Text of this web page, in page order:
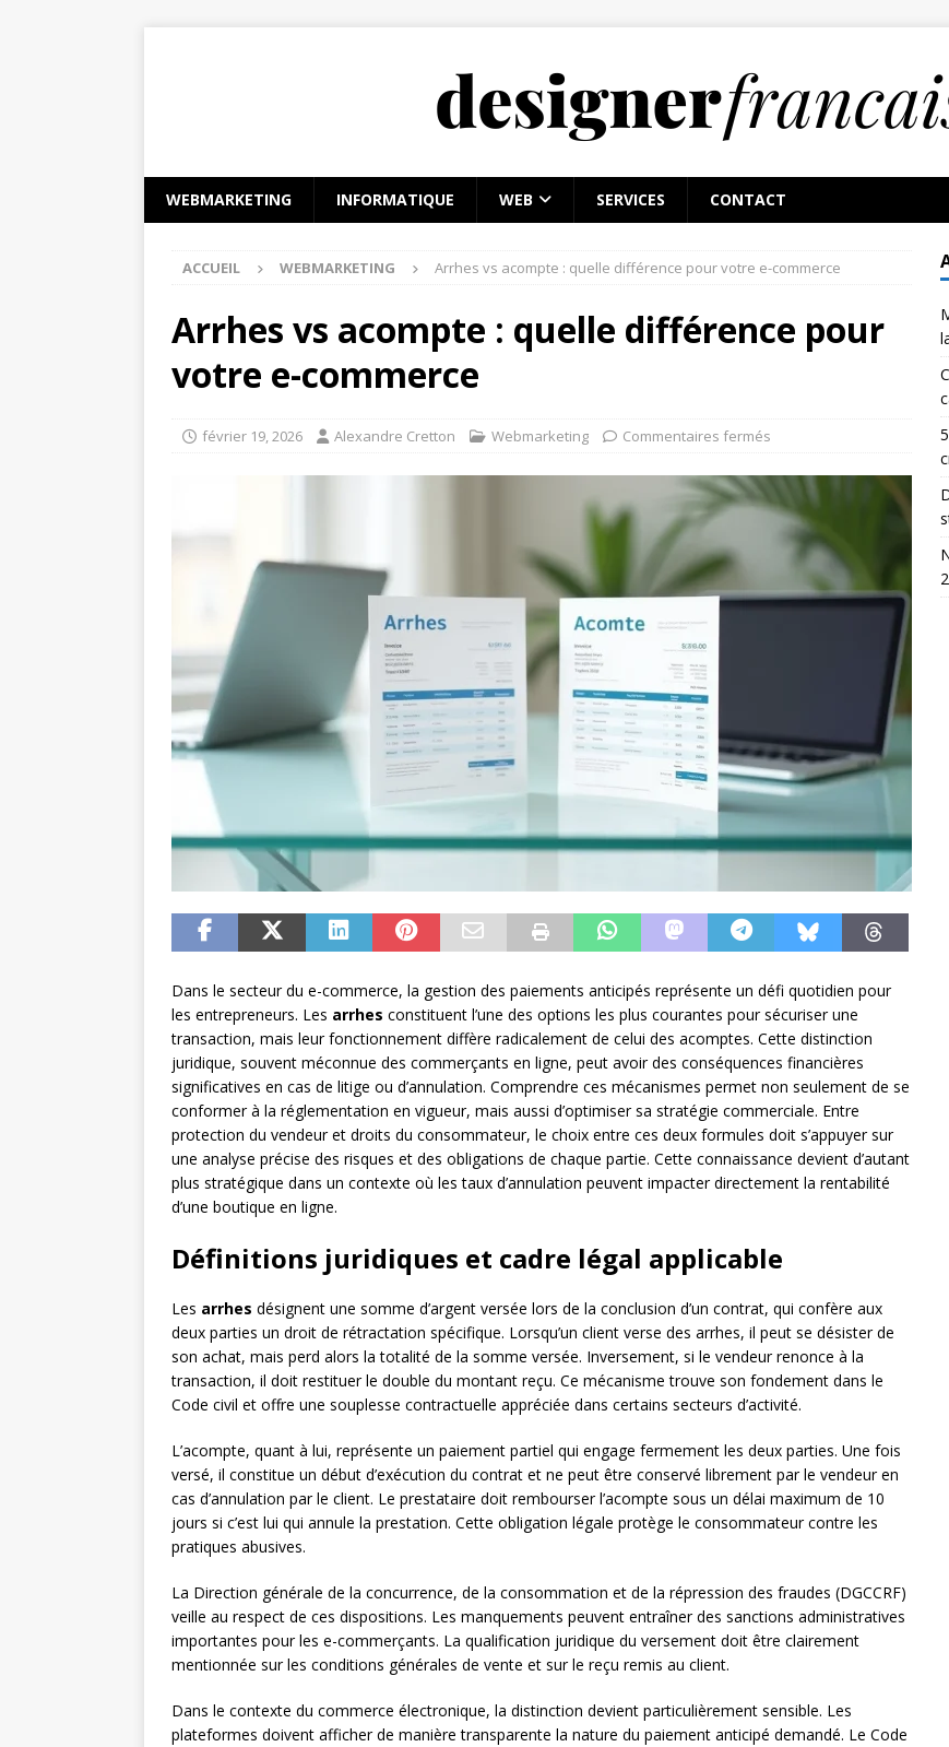
WEBMARKETING INFORMATIQUE WEB SERVICES CONTACT
ACCUEIL WEBMARKETING Arrhes vs acompte : quelle différence pour votre e-commerce
Arrhes vs acompte : quelle différence pour
votre e-commerce
février 19, 2026 Alexandre Cretton Webmarketing Commentaires fermés
Dans le secteur du e-commerce, la gestion des paiements anticipés représente un défi quotidien pour
les entrepreneurs. Les arrhes constituent l’une des options les plus courantes pour sécuriser une
transaction, mais leur fonctionnement diffère radicalement de celui des acomptes. Cette distinction
juridique, souvent méconnue des commerçants en ligne, peut avoir des conséquences financières
significatives en cas de litige ou d’annulation. Comprendre ces mécanismes permet non seulement de se
conformer à la réglementation en vigueur, mais aussi d’optimiser sa stratégie commerciale. Entre
protection du vendeur et droits du consommateur, le choix entre ces deux formules doit s’appuyer sur
une analyse précise des risques et des obligations de chaque partie. Cette connaissance devient d’autant
plus stratégique dans un contexte où les taux d’annulation peuvent impacter directement la rentabilité
d’une boutique en ligne.
Définitions juridiques et cadre légal applicable
Les arrhes désignent une somme d’argent versée lors de la conclusion d’un contrat, qui confère aux
deux parties un droit de rétractation spécifique. Lorsqu’un client verse des arrhes, il peut se désister de
son achat, mais perd alors la totalité de la somme versée. Inversement, si le vendeur renonce à la
transaction, il doit restituer le double du montant reçu. Ce mécanisme trouve son fondement dans le
Code civil et offre une souplesse contractuelle appréciée dans certains secteurs d’activité.
L’acompte, quant à lui, représente un paiement partiel qui engage fermement les deux parties. Une fois
versé, il constitue un début d’exécution du contrat et ne peut être conservé librement par le vendeur en
cas d’annulation par le client. Le prestataire doit rembourser l’acompte sous un délai maximum de 10
jours si c’est lui qui annule la prestation. Cette obligation légale protège le consommateur contre les
pratiques abusives.
La Direction générale de la concurrence, de la consommation et de la répression des fraudes (DGCCRF)
veille au respect de ces dispositions. Les manquements peuvent entraîner des sanctions administratives
importantes pour les e-commerçants. La qualification juridique du versement doit être clairement
mentionnée sur les conditions générales de vente et sur le reçu remis au client.
Dans le contexte du commerce électronique, la distinction devient particulièrement sensible. Les
plateformes doivent afficher de manière transparente la nature du paiement anticipé demandé. Le Code